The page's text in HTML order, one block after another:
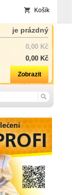
Košík
je prázdný
0,00 Kč
0,00 Kč
Zobrazit